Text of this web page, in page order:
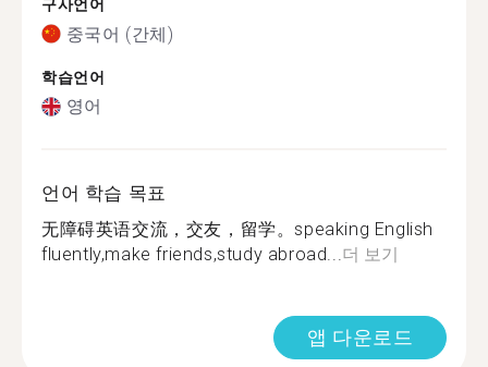
구사언어
중국어 (간체)
학습언어
영어
언어 학습 목표
无障碍英语交流，交友，留学。speaking English
fluently,make friends,study abroad...더 보기
앱 다운로드